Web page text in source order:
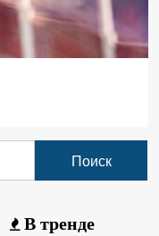
В тренде